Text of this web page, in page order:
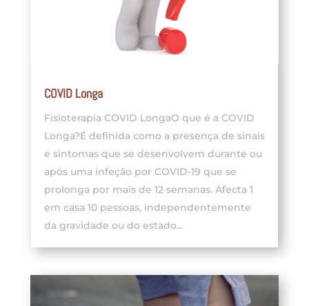
COVID Longa
Fisioterapia COVID LongaO que é a COVID
Longa?É definida como a presença de sinais
e sintomas que se desenvolvem durante ou
após uma infeção por COVID-19 que se
prolonga por mais de 12 semanas. Afecta 1
em casa 10 pessoas, independentemente
da gravidade ou do estado...